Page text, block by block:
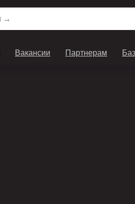
Вакансии Партнерам